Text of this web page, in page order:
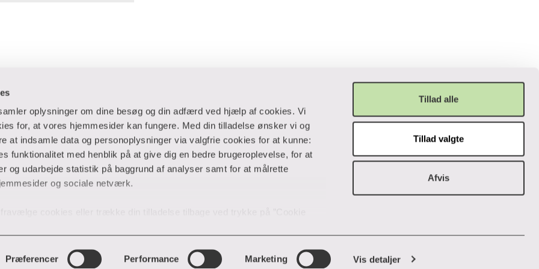
oplysninger om dine besøg og din adfærd ved hjælp af cookies. Vi
for, at vores hjemmesider kan fungere. Med din tilladelse ønsker vi og
at indsamle data og personoplysninger via valgfrie cookies for at kunne:
funktionalitet med henblik på at give dig en bedre brugeroplevelse, for at
og udarbejde statistik på baggrund af analyser samt for at målrette
og sociale netværk.
. Hvis du vil vide mere om vores brug af forskellige cookies, klik "Vis
Præferencer Performance Marketing Vis detaljer
Tillad alle
Tillad valgte
Afvis
og virksomheder Ansatte og studerende
Praktikportalen
Privatliv og lovgivning
Data og privatliv